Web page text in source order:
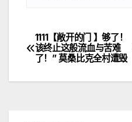
文
章
1111【敞开的门 】够了！
该终止这般流血与苦难
了！” 莫桑比克全村遭毁